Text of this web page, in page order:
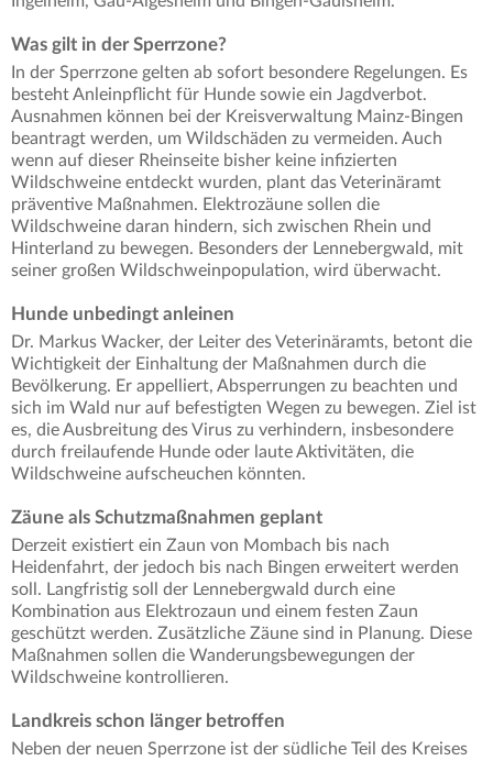
Was gilt in der Sperrzone?
In der Sperrzone gelten ab sofort besondere Regelungen. Es
besteht Anleinpflicht für Hunde sowie ein Jagdverbot.
Ausnahmen können bei der Kreisverwaltung Mainz-Bingen
beantragt werden, um Wildschäden zu vermeiden. Auch
wenn auf dieser Rheinseite bisher keine infizierten
Wildschweine entdeckt wurden, plant das Veterinäramt
präventive Maßnahmen. Elektrozäune sollen die
Wildschweine daran hindern, sich zwischen Rhein und
Hinterland zu bewegen. Besonders der Lennebergwald, mit
seiner großen Wildschweinpopulation, wird überwacht.
Hunde unbedingt anleinen
Dr. Markus Wacker, der Leiter des Veterinäramts, betont die
Wichtigkeit der Einhaltung der Maßnahmen durch die
Bevölkerung. Er appelliert, Absperrungen zu beachten und
sich im Wald nur auf befestigten Wegen zu bewegen. Ziel ist
es, die Ausbreitung des Virus zu verhindern, insbesondere
durch freilaufende Hunde oder laute Aktivitäten, die
Wildschweine aufscheuchen könnten.
Zäune als Schutzmaßnahmen geplant
Derzeit existiert ein Zaun von Mombach bis nach
Heidenfahrt, der jedoch bis nach Bingen erweitert werden
soll. Langfristig soll der Lennebergwald durch eine
Kombination aus Elektrozaun und einem festen Zaun
geschützt werden. Zusätzliche Zäune sind in Planung. Diese
Maßnahmen sollen die Wanderungsbewegungen der
Wildschweine kontrollieren.
Landkreis schon länger betroffen
Neben der neuen Sperrzone ist der südliche Teil des Kreises